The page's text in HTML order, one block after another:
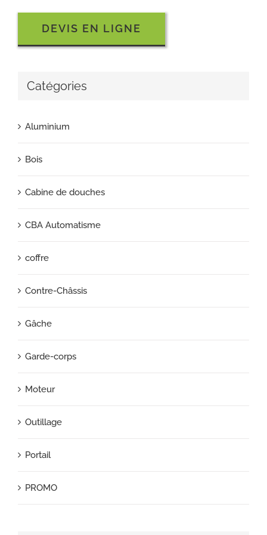
DEVIS EN LIGNE
Catégories
Aluminium
Bois
Cabine de douches
CBA Automatisme
coffre
Contre-Châssis
Gâche
Garde-corps
Moteur
Outillage
Portail
PROMO